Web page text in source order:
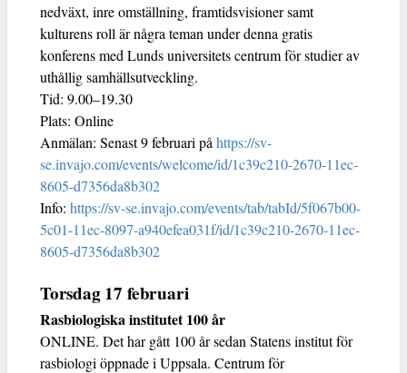
nedväxt, inre omställning, framtidsvisioner samt
kulturens roll är några teman under denna gratis
konferens med Lunds universitets centrum för studier av
uthållig samhällsutveckling.
Tid: 9.00–19.30
Plats: Online
Anmälan: Senast 9 februari på https://sv-
se.invajo.com/events/welcome/id/1c39c210-2670-11ec-
8605-d7356da8b302
Info: https://sv-se.invajo.com/events/tab/tabId/5f067b00-
5c01-11ec-8097-a940efea031f/id/1c39c210-2670-11ec-
8605-d7356da8b302
Torsdag 17 februari
Rasbiologiska institutet 100 år
ONLINE. Det har gått 100 år sedan Statens institut för
rasbiologi öppnade i Uppsala. Centrum för